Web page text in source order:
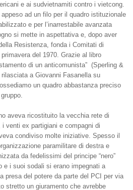
e ai sudvietnamiti contro i vietcong.
ad un filo per il quadro istituzionale
e per l’inarrestabile avanzata
si mette in aspettativa e, dopo aver
Resistenza, fonda i Comitati di
del 1970. Grazie al libro
di un anticomunista” (Sperling &
rilasciata a Giovanni Fasanella su
un quadro abbastanza preciso
aveva ricostituito la vecchia rete di
i venti ex partigiani e compagni di
condiviso molte iniziative. Spesso il
paramilitare di destra e
da fedelissimi del principe “nero”
e i suoi sodali si erano impegnati a
presa del potere da parte del PCI per via
stretto un giuramento che avrebbe